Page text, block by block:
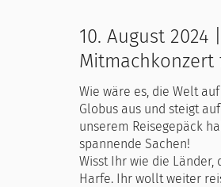
10. August
Wie wäre es, die Welt
Globus aus und steigt
unserem Reisegepäck
spannende Sachen!
Wisst Ihr wie die
Harfe. Ihr wollt weiter